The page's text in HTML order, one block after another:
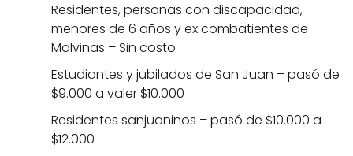
Residentes, personas con discapacidad,
menores de 6 años y ex combatientes de
Malvinas – Sin costo
Estudiantes y jubilados de San Juan – pasó de
$9.000 a valer $10.000
Residentes sanjuaninos – pasó de $10.000 a
$12.000